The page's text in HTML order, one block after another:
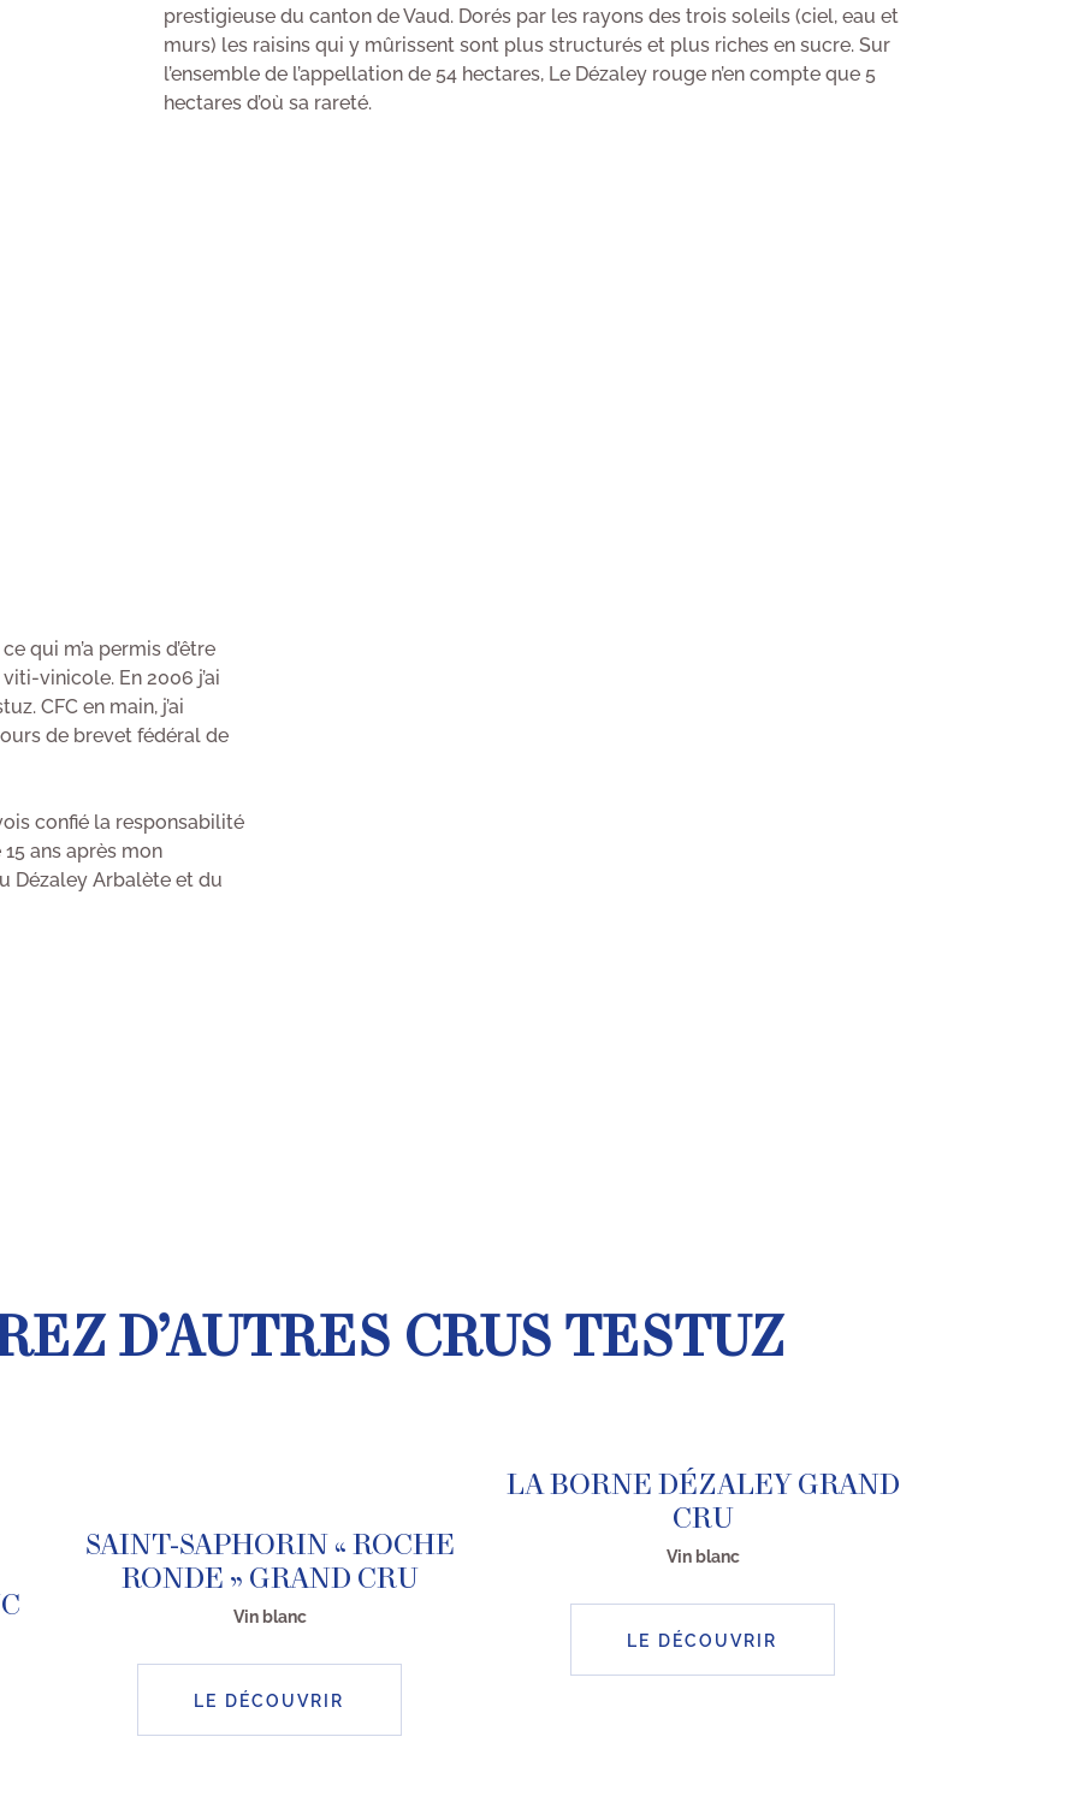
prestigieuse du canton de Vaud. Dorés par les rayons des trois soleils (ciel, eau et
murs) les raisins qui y mûrissent sont plus structurés et plus riches en sucre. Sur
l’ensemble de l’appellation de 54 hectares, Le Dézaley rouge n’en compte que 5
hectares d’où sa rareté.
qui m’a permis d’être
vinicole. En 2006 j’ai
CFC en main, j’ai
de brevet fédéral de
confié la responsabilité
ans après mon
Dézaley Arbalète et du
D’AUTRES CRUS TESTUZ
SAINT-SAPHORIN « ROCHE
RONDE » GRAND CRU
Vin blanc
LE DÉCOUVRIR
LA BORNE DÉZALEY GRAND
CRU
Vin blanc
LE DÉCOUVRIR